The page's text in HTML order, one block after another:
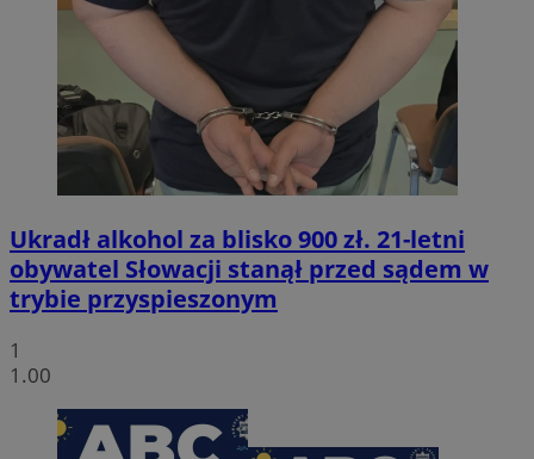
Ukradł alkohol za blisko 900 zł. 21-letni
obywatel Słowacji stanął przed sądem w
trybie przyspieszonym
1
1.00